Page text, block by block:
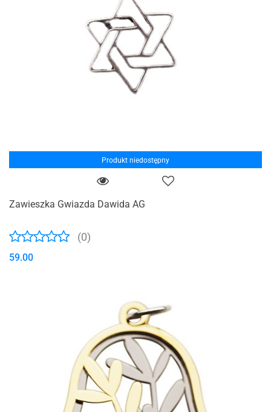
Produkt niedostępny
Zawieszka Gwiazda Dawida AG
(0)
59.00